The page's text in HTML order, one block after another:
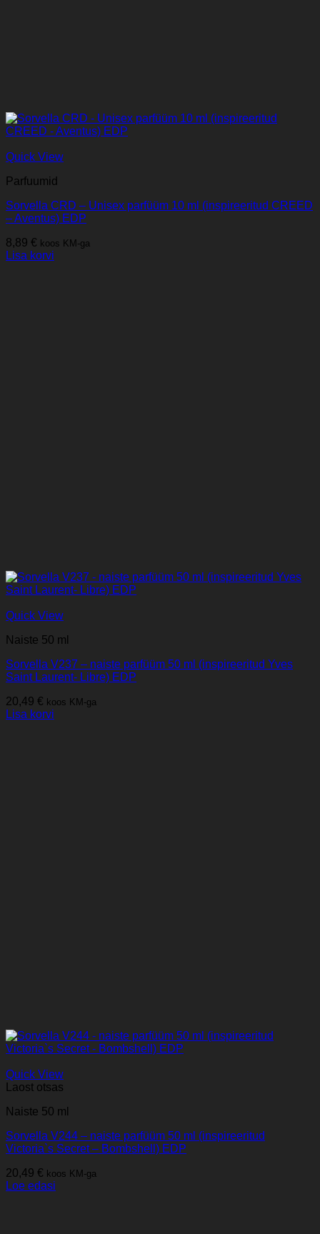
Quick View
Parfuumid
Sorvella CRD – Unisex parfüüm 10 ml (inspireeritud CREED
– Aventus) EDP
8,89 € koos KM-ga
Lisa korvi
Quick View
Naiste 50 ml
Sorvella V237 – naiste parfüüm 50 ml (inspireeritud Yves
Saint Laurent- Libre) EDP
20,49 € koos KM-ga
Lisa korvi
Quick View
Laost otsas
Naiste 50 ml
Sorvella V244 – naiste parfüüm 50 ml (inspireeritud
Victoria`s Secret – Bombshell) EDP
20,49 € koos KM-ga
Loe edasi